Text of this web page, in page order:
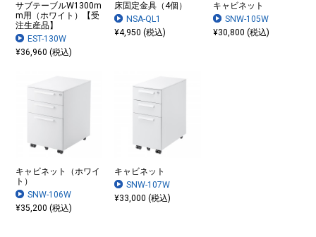
サブテーブルW1300m
m用（ホワイト）【受
注生産品】
EST-130W
¥36,960 (税込)
床固定金具（4個）
NSA-QL1
¥4,950 (税込)
キャビネット
SNW-105W
¥30,800 (税込)
キャビネット（ホワイ
ト）
SNW-106W
¥35,200 (税込)
キャビネット
SNW-107W
¥33,000 (税込)